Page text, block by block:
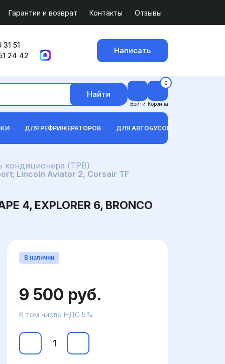
Гарантии и возврат Контакты Отзывы
51
24 42
Написать
Найти
Войти
0
Корзина
ДЛЯ РЕФРИЖЕРАТОРОВ ДЛЯ АВТОБУСОВ
кондиционера (ТРВ)
Lincoln Aviator 2, Corsair TF
4, EXPLORER 6, BRONCO
В наличии
9 500 руб.
В том числе НДС 5%